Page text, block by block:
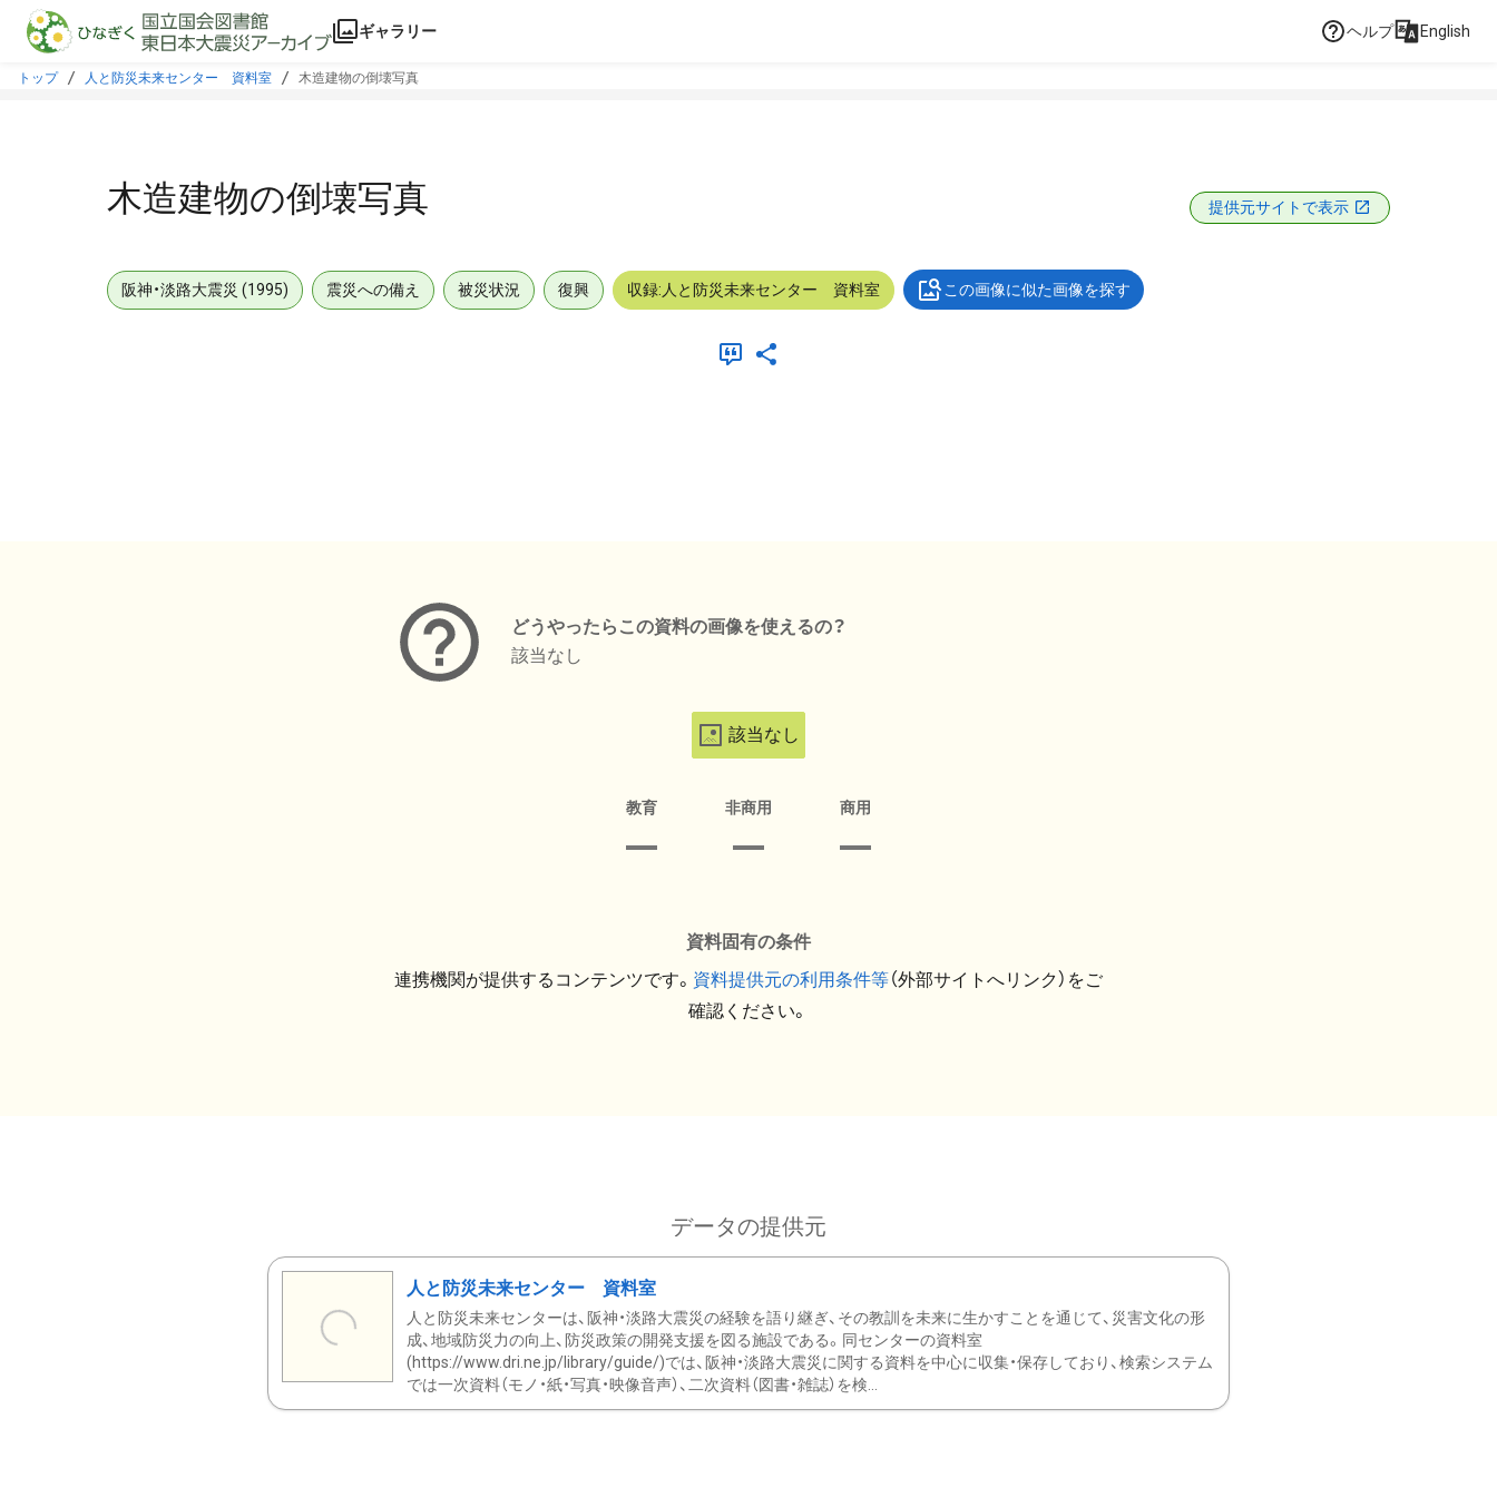
本文に飛ぶ
ギャラリー ヘルプ English
トップ 人と防災未来センター 資料室 木造建物の倒壊写真
木造建物の倒壊写真 提供元サイトで表示
阪神・淡路大震災 (1995) 震災への備え 被災状況 復興 収録:人と防災未来センター 資料室 この画像に似た画像を探す
どうやったらこの資料の画像を使えるの？
該当なし
該当なし
教育 非商用 商用
資料固有の条件
連携機関が提供するコンテンツです。 資料提供元の利用条件等（外部サイトへリンク）をご
確認ください。
データの提供元
人と防災未来センター 資料室
人と防災未来センターは、阪神・淡路大震災の経験を語り継ぎ、その教訓を未来に生かすことを通じて、災害文化の形
成、地域防災力の向上、防災政策の開発支援を図る施設である。同センターの資料室
(https://www.dri.ne.jp/library/guide/)では、阪神・淡路大震災に関する資料を中心に収集・保存しており、検索システム
では一次資料（モノ・紙・写真・映像音声）、二次資料（図書・雑誌）を検...